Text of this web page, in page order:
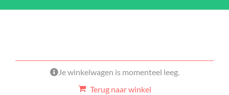
Je winkelwagen is momenteel leeg.
Terug naar winkel